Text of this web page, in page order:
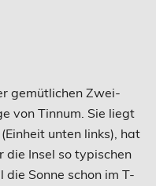
gemütlichen Zwei-
von Tinnum. Sie liegt
unten links), hat
die Insel so typischen
Sonne schon im T-